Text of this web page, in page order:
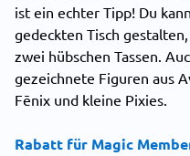
ist ein echter Tipp! Du
gedeckten Tisch
zwei hübschen Tassen.
gezeichnete Figuren aus
Fēnix und kleine Pixies.
Rabatt für Magic